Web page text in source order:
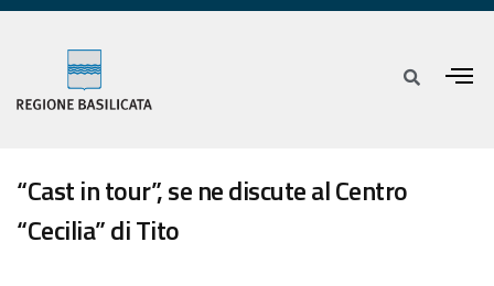
“Cast in tour”, se ne discute al Centro
“Cecilia” di Tito